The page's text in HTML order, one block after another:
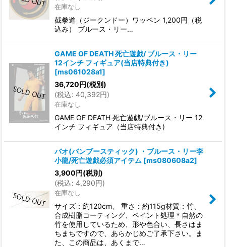
在庫なし
截拳道（ジークンドー）ワッペン 1,200円（税
込み） ブルース・リー…
GAME OF DEATH 死亡遊戯/ ブルース・リー
12インチ フィギュア(当店特典付き)
[ms061028a1]
36,720円(税別)
(税込: 40,392円)
在庫なし
GAME OF DEATH 死亡遊戯/ブルース・リー 12
インチ フィギュア（当店特典付き)
バオ(バンブースティック) ・ブルース・リー李
小龍/死亡遊戯必須アイテム [ms080608a2]
3,900円(税別)
(税込: 4,290円)
在庫なし
サイズ：約120cm、 重さ：約115g材質：竹、
合成樹脂コーティング、ペイント処理＊自然の
竹を使用しているため、形や色合い、長さはま
ちまちですので、あらかじめご了承下さい。ま
た、この商品は、あくまで…